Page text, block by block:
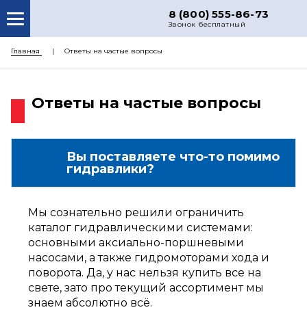
8 (800) 555-86-73
Звонок бесплатный
О НАС
РЕМОНТ
ЦЕНЫ
Главная Ответы на частые вопросы
Ответы на частые вопросы
Вы поставляете что-то помимо
гидравлики?
Мы сознательно решили ограничить
каталог гидравлическими системами:
основными аксиально-поршневыми
насосами, а также гидромоторами хода и
поворота. Да, у нас нельзя купить все на
свете, зато про текущий ассортимент мы
знаем абсолютно всё.